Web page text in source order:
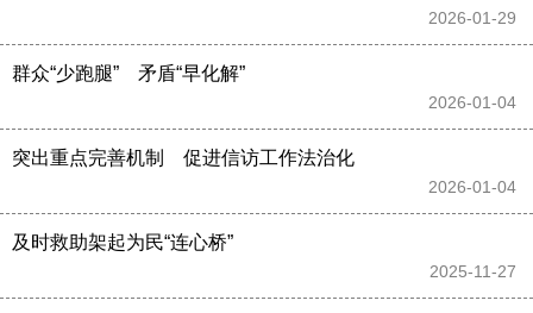
2026-01-29
群众“少跑腿”　矛盾“早化解”
2026-01-04
突出重点完善机制　促进信访工作法治化
2026-01-04
及时救助架起为民“连心桥”
2025-11-27